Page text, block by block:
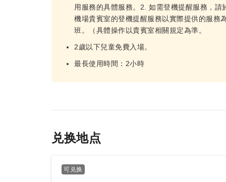
用服務的具體服務。2. 如需登機提醒服務，
機場貴賓室的登機提醒服務以實際提供的服務
班。（具體操作以貴賓室相關規定為準。
2歲以下兒童免費入場。
最長使用時間：2小時
兑换地点
可兑换